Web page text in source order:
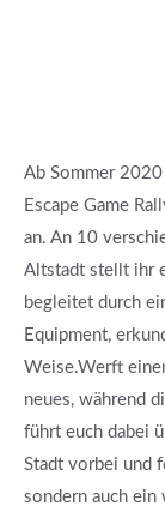
Ab Sommer
Escape Game
an. An 10
Altstadt stellt ihr
begleitet durch
Equipment,
Weise.Werft
neues, während
führt euch dabei
Stadt vorbei und
sondern auch ein